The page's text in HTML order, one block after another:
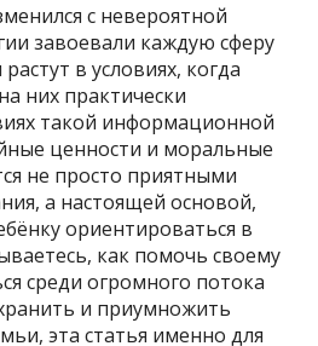
с невероятной
завоевали каждую сферу
в условиях, когда
них практически
такой информационной
ценности и моральные
не просто приятными
а настоящей основой,
ориентироваться в
как помочь своему
среди огромного потока
и приумножить
эта статья именно для